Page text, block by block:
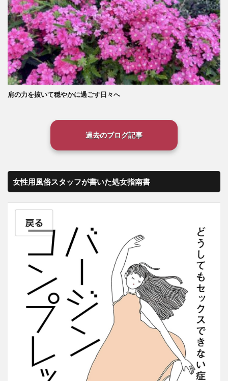
肩の力を抜いて穏やかに過ごす日々へ
過去のブログ記事
女性用風俗スタッフが書いた処女指南書